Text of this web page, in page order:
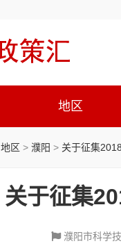
地区
地区 > 濮阳 > 关于征集
关于征集
濮阳市科学